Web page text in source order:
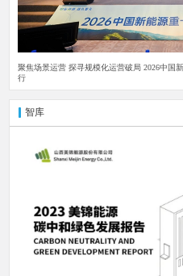
聚焦场景运营 探寻规模化运营破局 2026中国
行
智库